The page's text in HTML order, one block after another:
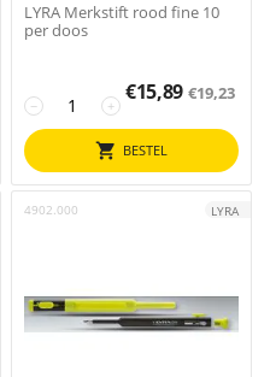
LYRA Merkstift rood fine 10
per doos
+
−
€15,89 €19,23
BESTEL
4902.000 LYRA